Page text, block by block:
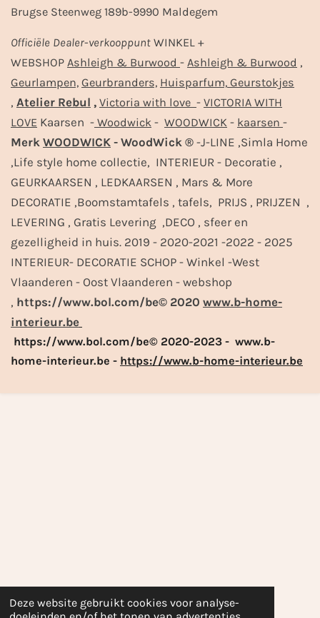
Deze website gebruikt cookies voor analyse-
Brugse Steenweg 189b-9990 Maldegem
Officiële Dealer-verkooppunt WINKEL +
WEBSHOP Ashleigh & Burwood - Ashleigh & Burwood ,
Geurlampen, Geurbranders, Huisparfum, Geurstokjes
, Atelier Rebul , Victoria with love - VICTORIA WITH
LOVE Kaarsen - Woodwick - WOODWICK - kaarsen -
Merk WOODWICK - WoodWick ® -J-LINE ,Simla Home
,Life style home collectie, INTERIEUR - Decoratie ,
GEURKAARSEN , LEDKAARSEN , Mars & More
DECORATIE ,Boomstamtafels , tafels, PRIJS , PRIJZEN ,
LEVERING , Gratis Levering ,DECO , sfeer en
gezelligheid in huis. 2019 - 2020-2021 -2022 - 2025
INTERIEUR- DECORATIE SCHOP - Winkel -West
Vlaanderen - Oost Vlaanderen - webshop
, https://www.bol.com/be© 2020 www.b-home-
interieur.be
https://www.bol.com/be© 2020-2023 - www.b-
home-interieur.be - https://www.b-home-interieur.be